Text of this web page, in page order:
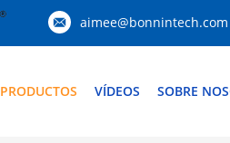
aimee@bonnintech.com
PRODUCTOS VÍDEOS SOBRE